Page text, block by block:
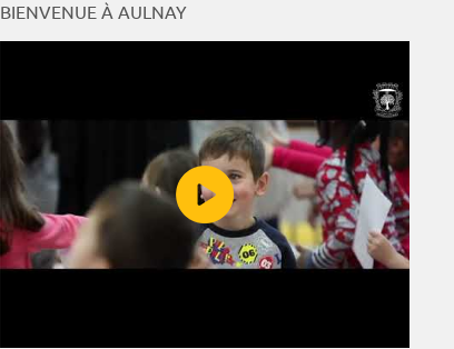
BIENVENUE À AULNAY